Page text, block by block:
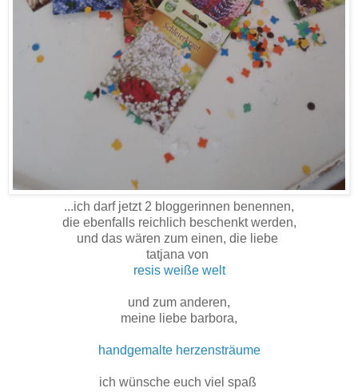
...ich darf jetzt 2 bloggerinnen benennen,
die ebenfalls reichlich beschenkt werden,
und das wären zum einen, die liebe
tatjana von
resis weiße welt
und zum anderen,
meine liebe barbora,
handgemalte herzensträume
ich wünsche euch viel spaß